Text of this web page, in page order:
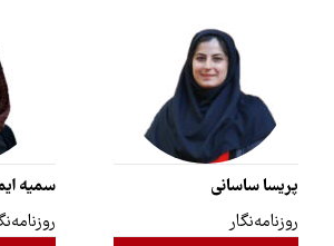
پریسا ساسانی
روزنامه‌نگار
سمیه